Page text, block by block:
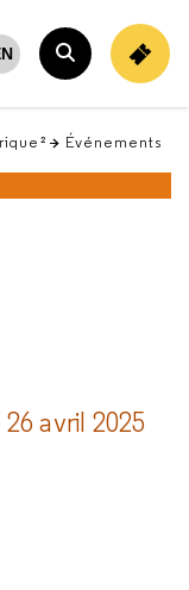
Rechercher
Événements
avril 2025